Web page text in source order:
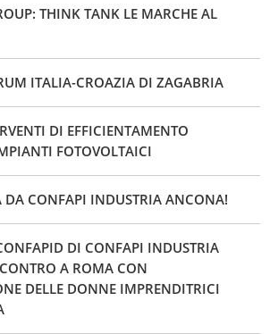
THINK TANK LE MARCHE AL
ITALIA-CROAZIA DI ZAGABRIA
DI EFFICIENTAMENTO
FOTOVOLTAICI
DA CONFAPI INDUSTRIA ANCONA!
DI CONFAPI INDUSTRIA
A ROMA CON
DELLE DONNE IMPRENDITRICI